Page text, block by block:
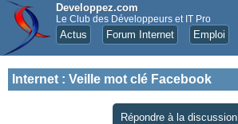
Developpez.com
Le Club des Développeurs et IT Pro
Actus Forum Internet Emploi
Internet : Veille mot clé Facebook
Répondre à la discussion